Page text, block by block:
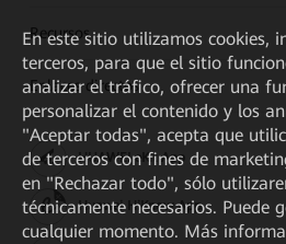
Recursos
Enlaces directos
HUAWEI eKit App
Huawei HiKnow App
En este sitio utilizamos cookies,
terceros, para que el sitio
analizar el tráfico, ofrecer una
personalizar el contenido y los
"Aceptar todas", acepta que
de terceros con fines de
en "Rechazar todo", sólo
técnicamente necesarios. Puede
cualquier momento. Más